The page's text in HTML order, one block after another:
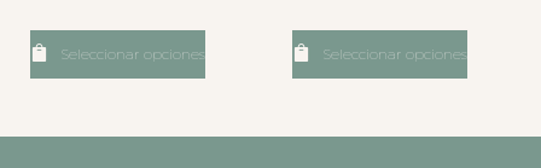
Seleccionar opciones Seleccionar opciones